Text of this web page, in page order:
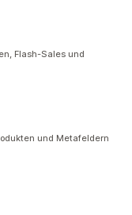
Flash-Sales und
und Metafeldern